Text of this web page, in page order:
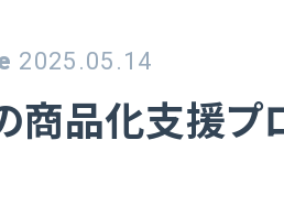
2025.05.14
商品化支援プ